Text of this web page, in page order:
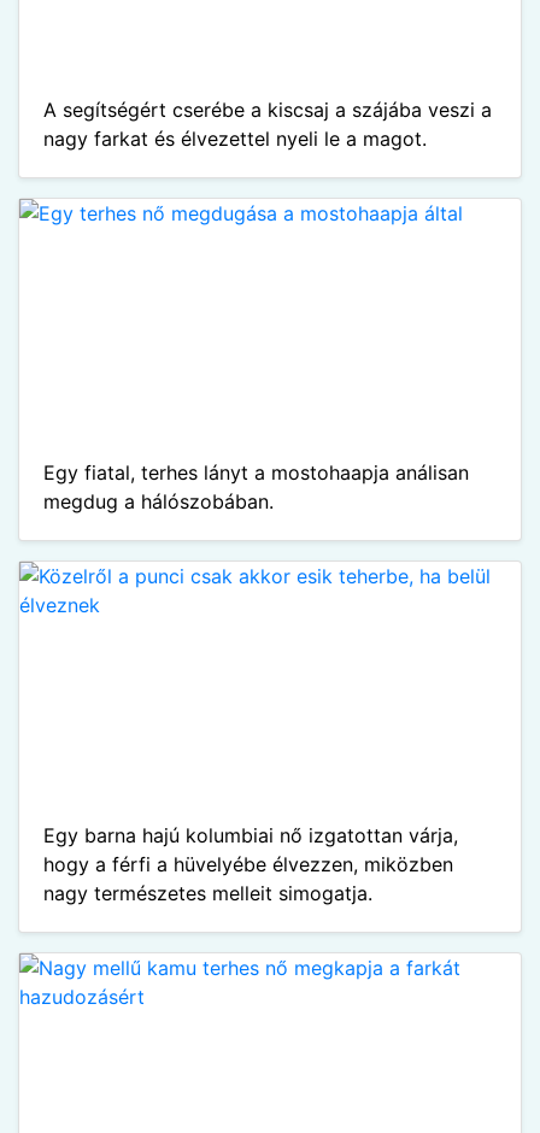
A segítségért cserébe a kiscsaj a szájába veszi a
nagy farkat és élvezettel nyeli le a magot.
Egy fiatal, terhes lányt a mostohaapja análisan
megdug a hálószobában.
Egy barna hajú kolumbiai nő izgatottan várja,
hogy a férfi a hüvelyébe élvezzen, miközben
nagy természetes melleit simogatja.